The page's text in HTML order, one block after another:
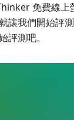
免費線上
讓我們開始評
評測吧。